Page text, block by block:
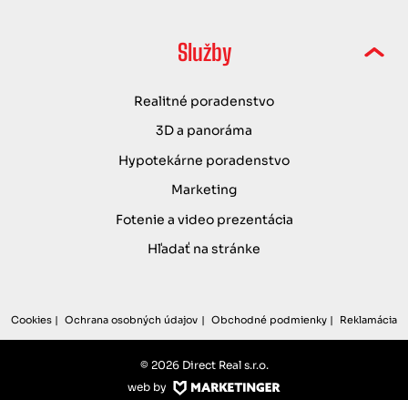
Služby
Realitné poradenstvo
3D a panoráma
Hypotekárne poradenstvo
Marketing
Fotenie a video prezentácia
Hľadať na stránke
Cookies Ochrana osobných údajov Obchodné podmienky Reklamácia
© 2026 Direct Real s.r.o.
web by